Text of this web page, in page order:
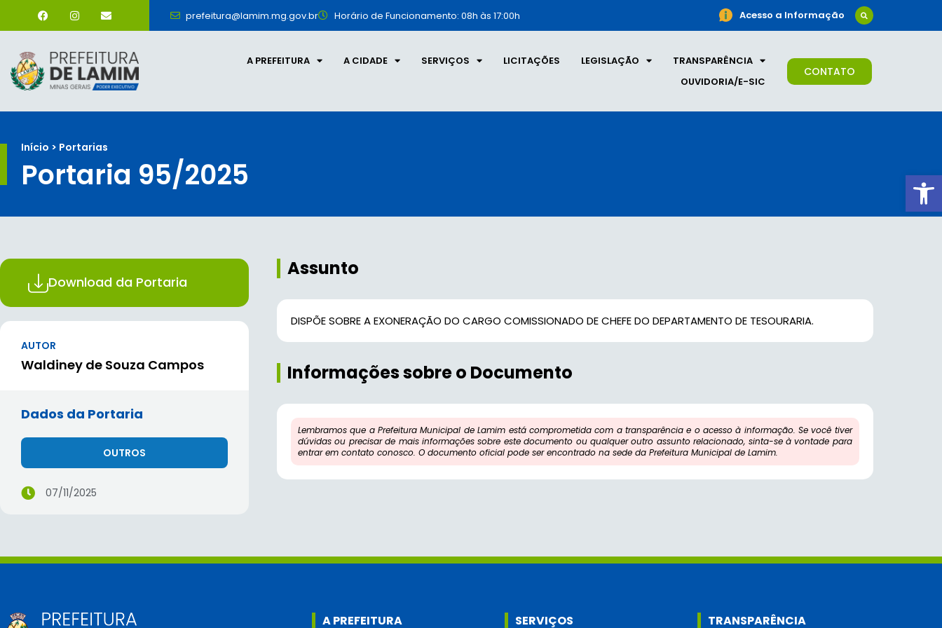
prefeitura@lamim.mg.gov.br Horário de Funcionamento: 08h às 17:00h Acesso a Informação
A PREFEITURA A CIDADE SERVIÇOS LICITAÇÕES LEGISLAÇÃO
TRANSPARÊNCIA
OUVIDORIA/E-SIC
CONTATO
Início > Portarias
Portaria 95/2025
Download da Portaria
AUTOR
Waldiney de Souza Campos
Dados da Portaria
OUTROS
07/11/2025
Assunto
DISPÕE SOBRE A EXONERAÇÃO DO CARGO COMISSIONADO DE CHEFE DO DEPARTAMENTO DE TESOURARIA.
Informações sobre o Documento
Lembramos que a Prefeitura Municipal de Lamim está comprometida com a transparência e o acesso à informação. Se você tiver
dúvidas ou precisar de mais informações sobre este documento ou qualquer outro assunto relacionado, sinta-se à vontade para
entrar em contato conosco. O documento oficial pode ser encontrado na sede da Prefeitura Municipal de Lamim.
A PREFEITURA SERVIÇOS TRANSPARÊNCIA